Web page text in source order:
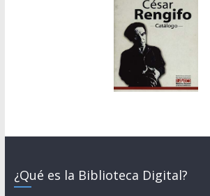
¿Qué es la Biblioteca Digital?